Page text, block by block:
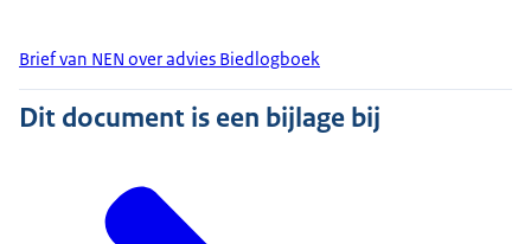
Brief van NEN over advies Biedlogboek
Dit document is een bijlage bij